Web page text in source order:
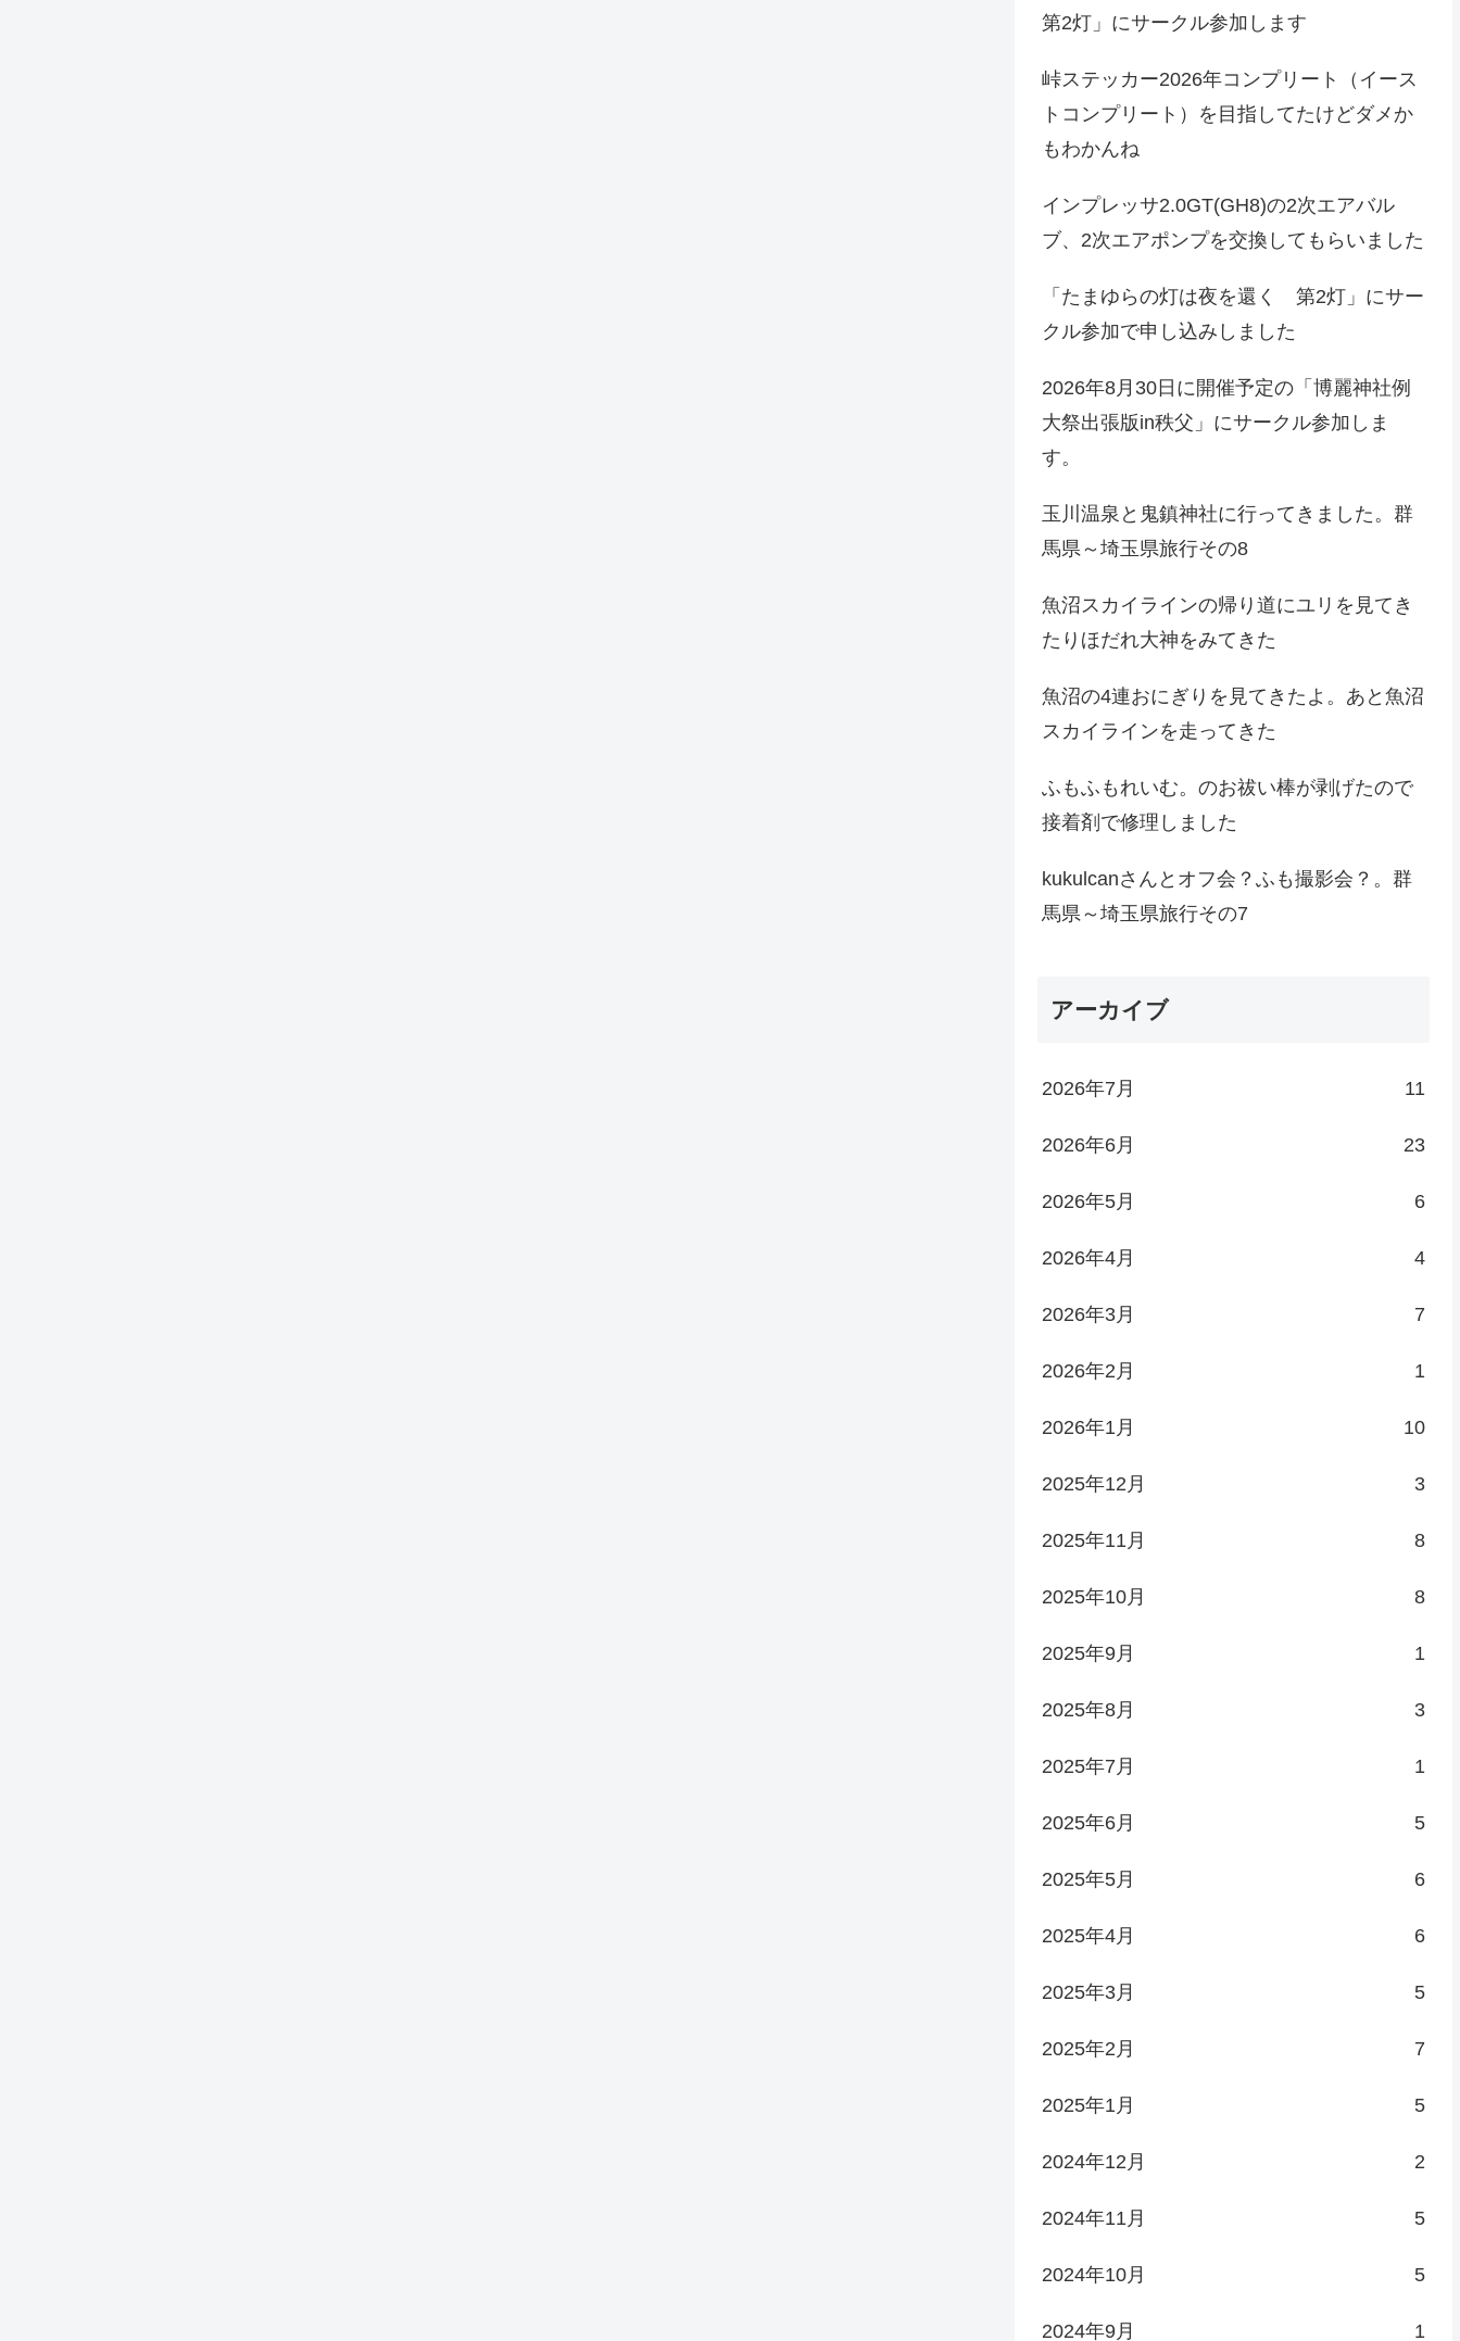
第2灯」にサークル参加します
峠ステッカー2026年コンプリート（イース
トコンプリート）を目指してたけどダメか
もわかんね
インプレッサ2.0GT(GH8)の2次エアバル
ブ、2次エアポンプを交換してもらいました
「たまゆらの灯は夜を還く 第2灯」にサー
クル参加で申し込みしました
2026年8月30日に開催予定の「博麗神社例
大祭出張版in秩父」にサークル参加しま
す。
玉川温泉と鬼鎮神社に行ってきました。群
馬県～埼玉県旅行その8
魚沼スカイラインの帰り道にユリを見てき
たりほだれ大神をみてきた
魚沼の4連おにぎりを見てきたよ。あと魚沼
スカイラインを走ってきた
ふもふもれいむ。のお祓い棒が剥げたので
接着剤で修理しました
kukulcanさんとオフ会？ふも撮影会？。群
馬県～埼玉県旅行その7
アーカイブ
2026年7月 11
2026年6月 23
2026年5月 6
2026年4月 4
2026年3月 7
2026年2月 1
2026年1月 10
2025年12月 3
2025年11月 8
2025年10月 8
2025年9月 1
2025年8月 3
2025年7月 1
2025年6月 5
2025年5月 6
2025年4月 6
2025年3月 5
2025年2月 7
2025年1月 5
2024年12月 2
2024年11月 5
2024年10月 5
2024年9月 1